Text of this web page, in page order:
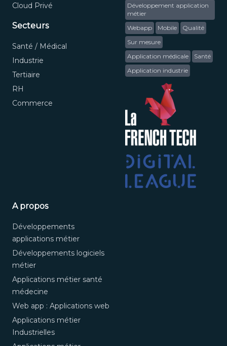
Cloud Privé
Secteurs
Santé / Médical
Industrie
Tertiaire
RH
Commerce
Développement application
métier
Webapp
Mobile
Qualité
Sur mesure
Application médicale
Santé
Application industrie
A propos
Développements
applications métier
Développements logiciels
métier
Applications métier santé
médecine
Web app : Applications web
Applications métier
Industrielles